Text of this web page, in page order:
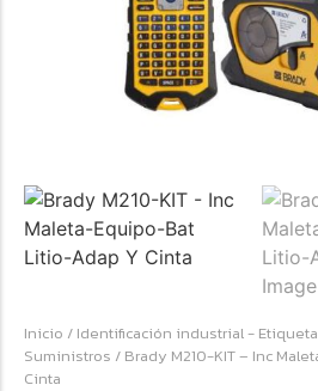
☆☆☆ ☆☆
Raychem HVT-Z-253/353-G
TERMINAL UNIP INT 35KV
para conexiones eléctricas,
industriales. Consulte este producto
Inicio / Identificación industrial -
Suministros / Brady M210-KIT – Inc
Cinta